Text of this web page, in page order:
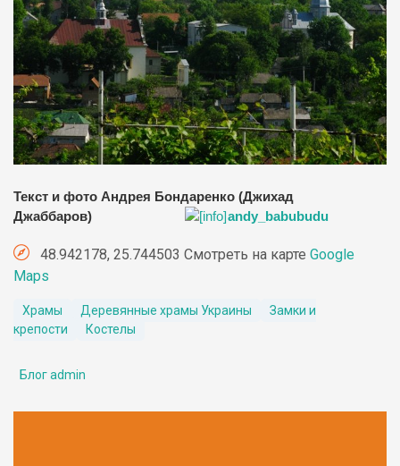
Текст и фото Андрея Бондаренко (Джихад
Джаббаров)
andy_babubudu
48.942178, 25.744503 Смотреть на карте Google
Maps
Храмы Деревянные храмы Украины
Замки и
крепости
Костелы
Блог admin